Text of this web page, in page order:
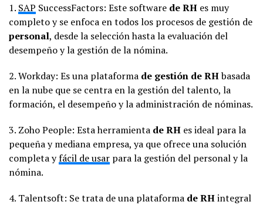
1. SAP SuccessFactors: Este software de RH es muy
completo y se enfoca en todos los procesos de gestión de
personal, desde la selección hasta la evaluación del
desempeño y la gestión de la nómina.
2. Workday: Es una plataforma de gestión de RHbasada
en la nube que se centra en la gestión del talento, la
formación, el desempeño y la administración de nóminas.
3. Zoho People: Esta herramienta de RH es ideal para la
pequeña y mediana empresa, ya que ofrece una solución
completa yfácil de usar para la gestión del personal y la
nómina.
4. Talentsoft: Se trata de una plataforma de RHintegral